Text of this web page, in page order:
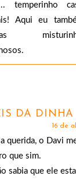
temperinho
Aqui eu
DA DINHA
16 de
querida, o Davi
que sim.
sabia que ele